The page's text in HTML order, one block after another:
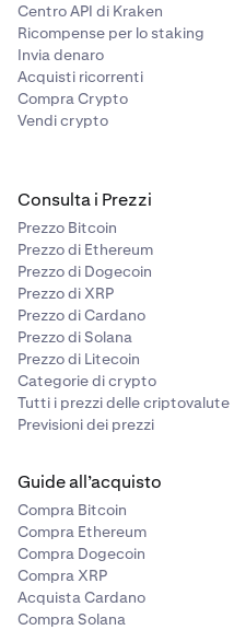
Centro API di Kraken
Ricompense per lo staking
Invia denaro
Acquisti ricorrenti
Compra Crypto
Vendi crypto
Consulta i Prezzi
Prezzo Bitcoin
Prezzo di Ethereum
Prezzo di Dogecoin
Prezzo di XRP
Prezzo di Cardano
Prezzo di Solana
Prezzo di Litecoin
Categorie di crypto
Tutti i prezzi delle criptovalute
Previsioni dei prezzi
Guide all’acquisto
Compra Bitcoin
Compra Ethereum
Compra Dogecoin
Compra XRP
Acquista Cardano
Compra Solana